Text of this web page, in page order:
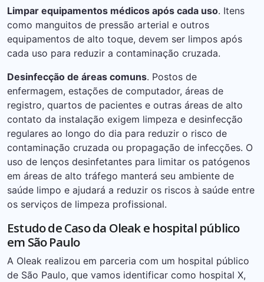
Limpar equipamentos médicos após cada uso. Itens
como manguitos de pressão arterial e outros
equipamentos de alto toque, devem ser limpos após
cada uso para reduzir a contaminação cruzada.
Desinfecção de áreas comuns. Postos de
enfermagem, estações de computador, áreas de
registro, quartos de pacientes e outras áreas de alto
contato da instalação exigem limpeza e desinfecção
regulares ao longo do dia para reduzir o risco de
contaminação cruzada ou propagação de infecções. O
uso de lenços desinfetantes para limitar os patógenos
em áreas de alto tráfego manterá seu ambiente de
saúde limpo e ajudará a reduzir os riscos à saúde entre
os serviços de limpeza profissional.
Estudo de Caso da Oleak e hospital público
em São Paulo
A Oleak realizou em parceria com um hospital público
de São Paulo, que vamos identificar como hospital X,